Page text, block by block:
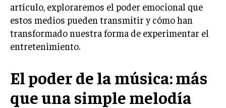
artículo, exploraremos el poder emocional que
estos medios pueden transmitir y cómo han
transformado nuestra forma de experimentar el
entretenimiento.
El poder de la música: más
que una simple melodía